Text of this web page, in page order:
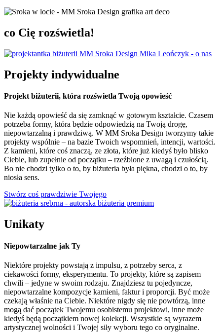
co Cię rozświetla!
Projekty indywidualne
Projekt biżuterii, która rozświetla Twoją opowieść
Nie każdą opowieść da się zamknąć w gotowym kształcie. Czasem
potrzeba formy, która będzie odpowiedzią na Twoją drogę,
niepowtarzalną i prawdziwą. W MM Sroka Design tworzymy takie
projekty wspólnie – na bazie Twoich wspomnień, intencji, wartości.
Z kamieni, które coś znaczą, ze złota, które już kiedyś było blisko
Ciebie, lub zupełnie od początku – rzeźbione z uwagą i czułością.
Bo nie chodzi tylko o to, by biżuteria była piękna, chodzi o to, by
niosła sens.
Stwórz coś prawdziwie Twojego
Unikaty
Niepowtarzalne jak Ty
Niektóre projekty powstają z impulsu, z potrzeby serca, z
ciekawości formy, eksperymentu. To projekty, które są zapisem
chwili – jedyne w swoim rodzaju. Znajdziesz tu pojedyncze,
niepowtarzalne kompozycje kamieni, faktur i proporcji. Być może
czekają właśnie na Ciebie. Niektóre nigdy się nie powtórzą, inne
mogą dać początek Twojemu osobistemu projektowi, inne może
kiedyś będą początkiem nowej kolekcji. Wszystkie są wyrazem
artystycznej wolności i Twojej siły wyboru tego co oryginalne.